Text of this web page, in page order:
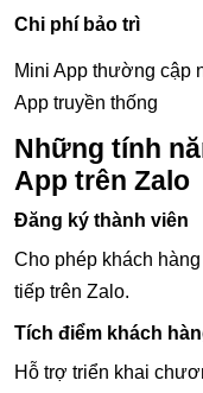
Chi phí bảo trì
Mini App thường cập
App truyền thống
Những tính
App trên Zalo
Đăng ký thành viên
Cho phép khách
tiếp trên Zalo.
Tích điểm khách
Hỗ trợ triển khai